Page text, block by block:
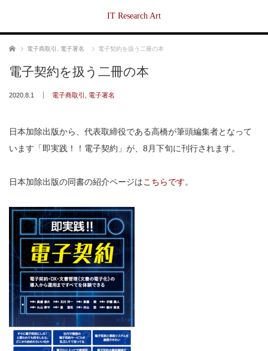
IT Research Art
ホーム 電子商取引 電子署名 電子契約を扱う二冊の本
電子契約を扱う二冊の本
2020.8.1 電子商取引 電子署名
日本加除出版から、代表取締役である高橋が筆頭編集者となって
います「即実践！！電子契約」が、8月下旬に刊行されます。
日本加除出版の同書の紹介ページはこちらです。